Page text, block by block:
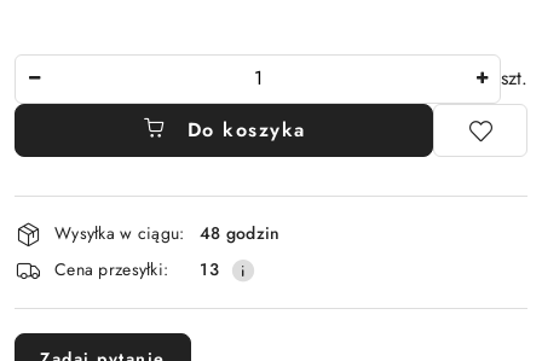
szt.
Do koszyka
Dostępność
i
dostawa
Wysyłka w ciągu:
48 godzin
Cena przesyłki:
13